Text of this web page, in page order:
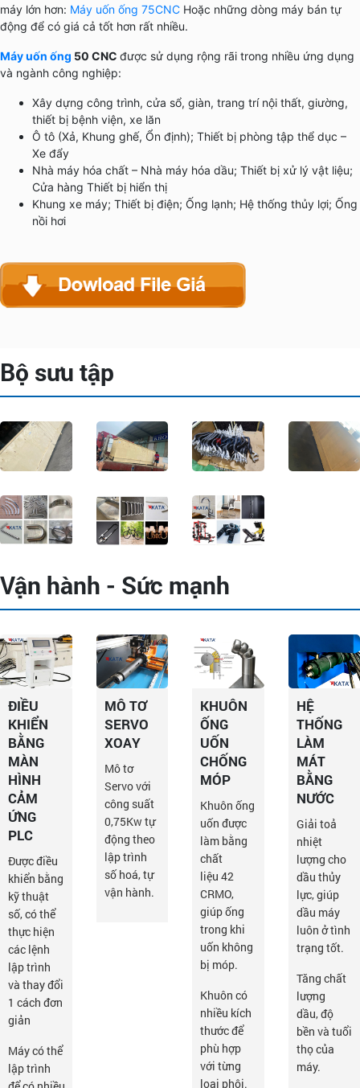
máy lớn hơn: Máy uốn ống 75CNC Hoặc những dòng máy bán tự
động để có giá cả tốt hơn rất nhiều.
Máy uốn ống 50 CNC được sử dụng rộng rãi trong nhiều ứng dụng
và ngành công nghiệp:
Xây dựng công trình, cửa sổ, giàn, trang trí nội thất, giường,
thiết bị bệnh viện, xe lăn
Ô tô (Xả, Khung ghế, Ổn định); Thiết bị phòng tập thể dục –
Xe đẩy
Nhà máy hóa chất – Nhà máy hóa dầu; Thiết bị xử lý vật liệu;
Cửa hàng Thiết bị hiển thị
Khung xe máy; Thiết bị điện; Ống lạnh; Hệ thống thủy lợi; Ống
nồi hơi
Bộ sưu tập
Vận hành - Sức mạnh
ĐIỀU
KHIỂN
BẰNG
MÀN
HÌNH
CẢM
ỨNG
PLC
Được điều
khiển bằng
kỹ thuật
số, có thể
thực hiện
các lệnh
lập trình
và thay đổi
1 cách đơn
giản
Máy có thể
lập trình
MÔ TƠ
SERVO
XOAY
Mô tơ
Servo với
công suất
0,75Kw tự
động theo
lập trình
số hoá, tự
vận hành.
KHUÔN
ỐNG
UỐN
CHỐNG
MÓP
Khuôn ống
uốn được
làm bằng
chất
liệu 42
CRMO,
giúp ống
trong khi
uốn không
bị móp.
Khuôn có
nhiều kích
thước để
phù hợp
với từng
loại phôi.
HỆ
THỐNG
LÀM
MÁT
BẰNG
NƯỚC
Giải toả
nhiệt
lượng cho
dầu thủy
lực, giúp
dầu máy
luôn ở tình
trạng tốt.
Tăng chất
lượng
dầu, độ
bền và tuổi
thọ của
máy.